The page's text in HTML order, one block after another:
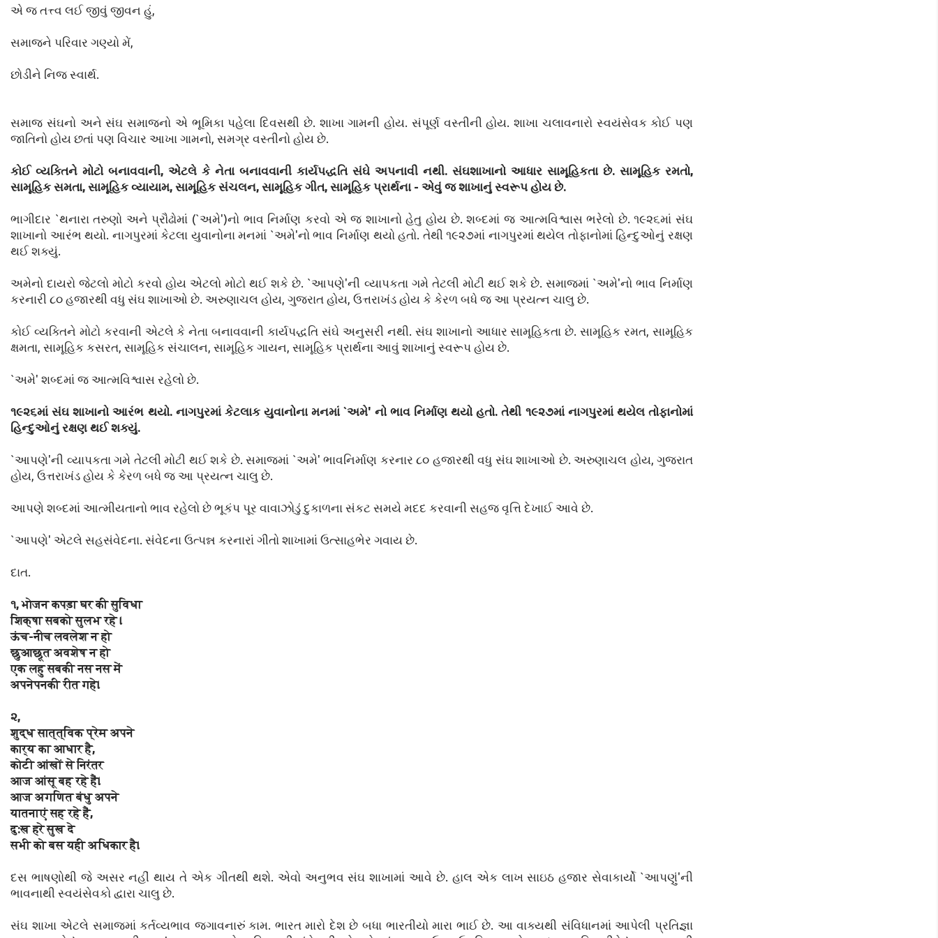
એ જ તત્ત્વ લઈ જીવું જીવન હું,
સમાજને પરિવાર ગણ્યો મેં,
છોડીને નિજ સ્વાર્થ.
સમાજ સંઘનો અને સંઘ સમાજનો એ ભૂમિકા પહેલા દિવસથી છે. શાખા ગામની હોય. સંપૂર્ણ વસ્તીની હોય. શાખા ચલાવનારો સ્વયંસેવક કોઈ પણ
જાતિનો હોય છતાં પણ વિચાર આખા ગામનો, સમગ્ર વસ્તીનો હોય છે.
કોઈ વ્યક્તિને મોટો બનાવવાની, એટલે કે નેતા બનાવવાની કાર્યપદ્ધતિ સંઘે અપનાવી નથી. સંઘશાખાનો આધાર સામૂહિકતા છે. સામૂહિક રમતો,
સામૂહિક સમતા, સામૂહિક વ્યાયામ, સામૂહિક સંચલન, સામૂહિક ગીત, સામૂહિક પ્રાર્થના - એવું જ શાખાનું સ્વરૂપ હોય છે.
ભાગીદાર `થનારા તરુણો અને પ્રૌઢોમાં (`અમે')નો ભાવ નિર્માણ કરવો એ જ શાખાનો હેતુ હોય છે. શબ્દમાં જ આત્મવિશ્વાસ ભરેલો છે. ૧૯૨૬માં સંઘ
શાખાનો આરંભ થયો. નાગપુરમાં કેટલા યુવાનોના મનમાં `અમે'નો ભાવ નિર્માણ થયો હતો. તેથી ૧૯૨૭માં નાગપુરમાં થયેલ તોફાનોમાં હિન્દુઓનું રક્ષણ
થઈ શક્યું.
અમેનો દાયરો જેટલો મોટો કરવો હોય એટલો મોટો થઈ શકે છે. `આપણે'ની વ્યાપકતા ગમે તેટલી મોટી થઈ શકે છે. સમાજમાં `અમે'નો ભાવ નિર્માણ
કરનારી ૮૦ હજારથી વધુ સંઘ શાખાઓ છે. અરુણાચલ હોય, ગુજરાત હોય, ઉત્તરાખંડ હોય કે કેરળ બધે જ આ પ્રયત્ન ચાલુ છે.
કોઈ વ્યક્તિને મોટો કરવાની એટલે કે નેતા બનાવવાની કાર્યપદ્ધતિ સંઘે અનુસરી નથી. સંઘ શાખાનો આધાર સામૂહિકતા છે. સામૂહિક રમત, સામૂહિક
ક્ષમતા, સામૂહિક કસરત, સામૂહિક સંચાલન, સામૂહિક ગાયન, સામૂહિક પ્રાર્થના આવું શાખાનું સ્વરૂપ હોય છે.
`અમે' શબ્દમાં જ આત્મવિશ્વાસ રહેલો છે.
૧૯૨૬માં સંઘ શાખાનો આરંભ થયો. નાગપુરમાં કેટલાક યુવાનોના મનમાં `અમે' નો ભાવ નિર્માણ થયો હતો. તેથી ૧૯૨૭માં નાગપુરમાં થયેલ તોફાનોમાં
હિન્દુઓનું રક્ષણ થઈ શક્યું.
`આપણે'ની વ્યાપકતા ગમે તેટલી મોટી થઈ શકે છે. સમાજમાં `અમે' ભાવનિર્માણ કરનાર ૮૦ હજારથી વધુ સંઘ શાખાઓ છે. અરુણાચલ હોય, ગુજરાત
હોય, ઉત્તરાખંડ હોય કે કેરળ બધે જ આ પ્રયત્ન ચાલુ છે.
આપણે શબ્દમાં આત્મીયતાનો ભાવ રહેલો છે ભૂકંપ પૂર વાવાઝોડું દુકાળના સંકટ સમયે મદદ કરવાની સહજ વૃત્તિ દેખાઈ આવે છે.
`આપણે' એટલે સહસંવેદના. સંવેદના ઉત્પન્ન કરનારાં ગીતો શાખામાં ઉત્સાહભેર ગવાય છે.
દાત.
૧, भोजन कपड़ा घर की सुविधा
शिक्षा सबको सुलभ रहे ।
ऊंच-नीच लवलेश न हो
छुआछूत अवशेष न हो
एक लहु सबकी नस नस में
अपनेपनकी रीत गहे।
૨,
शुद्ध सात्त्विक प्रेम अपने
कार्य का आधार है,
कोटी आंखों से निरंतर
आज आंसू बह रहे हैं।
आज अगणित बंधु अपने
यातनाएं सह रहे हैं,
दु:ख हरे सुख दे
सभी को बस यही अधिकार है।
દસ ભાષણોથી જે અસર નહીં થાય તે એક ગીતથી થશે. એવો અનુભવ સંઘ શાખામાં આવે છે. હાલ એક લાખ સાઇઠ હજાર સેવાકાર્યો `આપણું'ની
ભાવનાથી સ્વયંસેવકો દ્વારા ચાલુ છે.
સંઘ શાખા એટલે સમાજમાં કર્તવ્યભાવ જગાવનારું કામ. ભારત મારો દેશ છે બધા ભારતીયો મારા ભાઈ છે. આ વાક્યથી સંવિધાનમાં આપેલી પ્રતિજ્ઞા